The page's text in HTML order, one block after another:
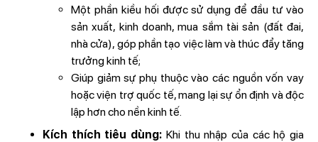
Một phần kiều hối được sử dụng để đầu tư vào
sản xuất, kinh doanh, mua sắm tài sản (đất đai,
nhà cửa), góp phần tạo việc làm và thúc đẩy tăng
trưởng kinh tế;
Giúp giảm sự phụ thuộc vào các nguồn vốn vay
hoặc viện trợ quốc tế, mang lại sự ổn định và độc
lập hơn cho nền kinh tế.
Kích thích tiêu dùng: Khi thu nhập của các hộ gia